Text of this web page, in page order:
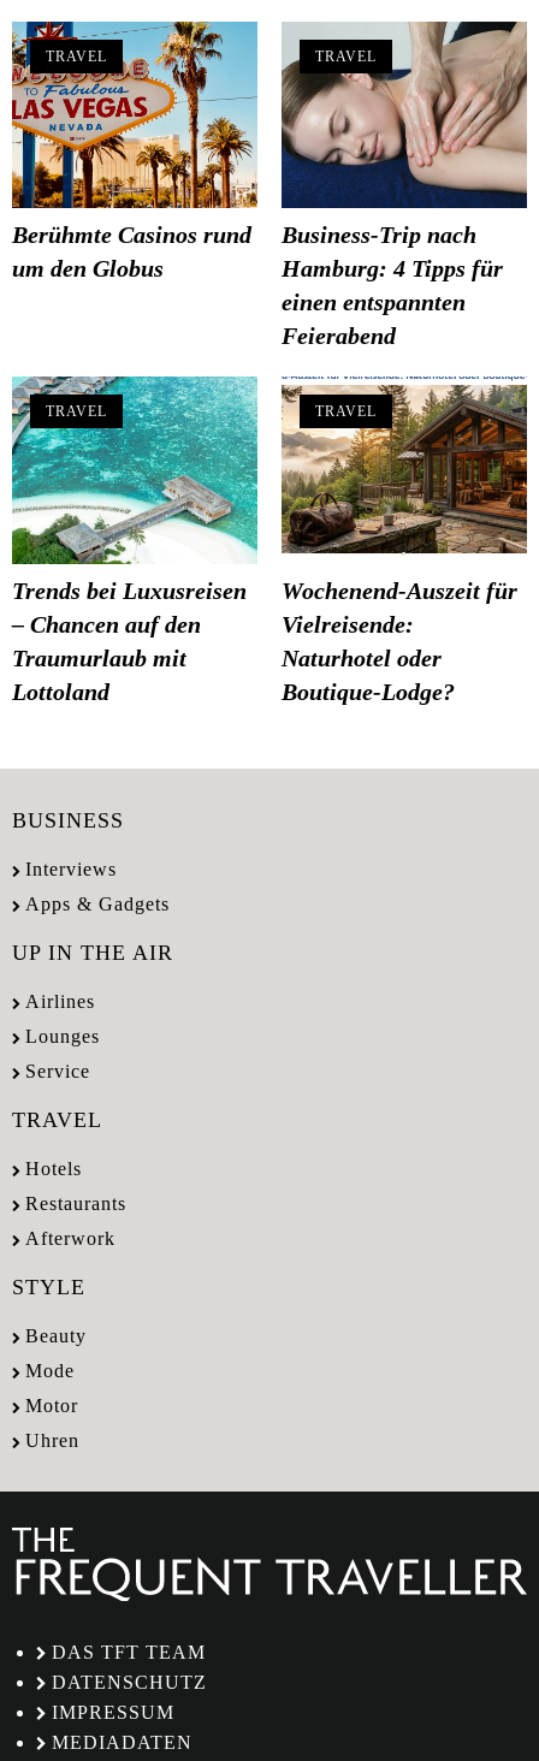
TRAVEL
Berühmte Casinos rund
um den Globus
TRAVEL
Business-Trip nach
Hamburg: 4 Tipps für
einen entspannten
Feierabend
TRAVEL
Trends bei Luxusreisen
– Chancen auf den
Traumurlaub mit
Lottoland
TRAVEL
Wochenend-Auszeit für
Vielreisende:
Naturhotel oder
Boutique-Lodge?
BUSINESS
Interviews
Apps & Gadgets
UP IN THE AIR
Airlines
Lounges
Service
TRAVEL
Hotels
Restaurants
Afterwork
STYLE
Beauty
Mode
Motor
Uhren
DAS TFT TEAM
DATENSCHUTZ
IMPRESSUM
MEDIADATEN